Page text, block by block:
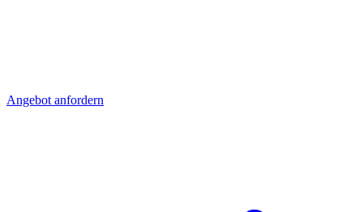
Angebot anfordern